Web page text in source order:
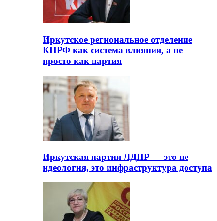
Иркутское региональное отделение
КПРФ как система влияния, а не
просто как партия
Иркутская партия ЛДПР — это не
идеология, это инфраструктура доступа